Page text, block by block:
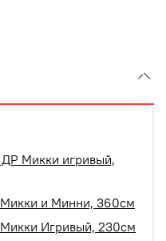
Микки игривый,
и Минни, 360см
Игривый, 230см